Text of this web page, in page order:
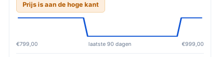
Prijs is aan de hoge kant
€799,00 laatste 90 dagen €999,00